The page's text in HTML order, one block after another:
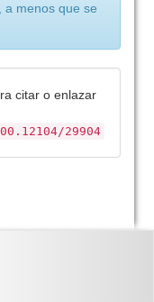
a menos que se
citar o enlazar
29904